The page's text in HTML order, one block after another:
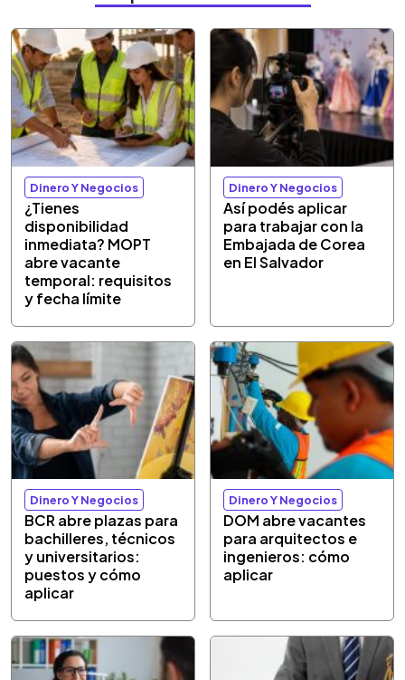
Dinero Y Negocios
¿Tienes
disponibilidad
inmediata? MOPT
abre vacante
temporal: requisitos
y fecha límite
Dinero Y Negocios
Así podés aplicar
para trabajar con la
Embajada de Corea
en El Salvador
Dinero Y Negocios
BCR abre plazas para
bachilleres, técnicos
y universitarios:
puestos y cómo
aplicar
Dinero Y Negocios
DOM abre vacantes
para arquitectos e
ingenieros: cómo
aplicar